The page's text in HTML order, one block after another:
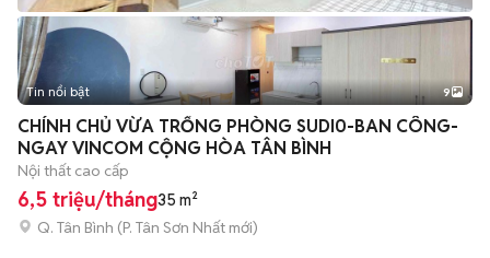
+2
Tin nổi bật 9
CHÍNH CHỦ VỪA TRỐNG PHÒNG SUDI0-BAN CÔNG-
NGAY VINCOM CỘNG HÒA TÂN BÌNH
Nội thất cao cấp
6,5 triệu/tháng35 m²
Q. Tân Bình (P. Tân Sơn Nhất mới)